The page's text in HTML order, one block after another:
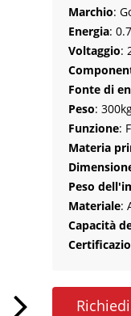
Marchio:
Energia:
Voltaggio:
Fonte di
Peso:
Funzione:
Materia
Peso
Materiale:
Capacità